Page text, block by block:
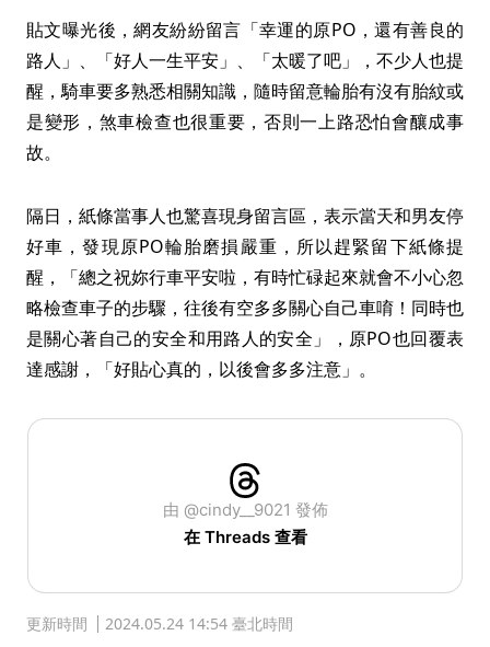
貼文曝光後，網友紛紛留言「幸運的原PO，還有善良的
路人」、「好人一生平安」、「太暖了吧」，不少人也提
醒，騎車要多熟悉相關知識，隨時留意輪胎有沒有胎紋或
是變形，煞車檢查也很重要，否則一上路恐怕會釀成事
故。
隔日，紙條當事人也驚喜現身留言區，表示當天和男友停
好車，發現原PO輪胎磨損嚴重，所以趕緊留下紙條提
醒，「總之祝妳行車平安啦，有時忙碌起來就會不小心忽
略檢查車子的步驟，往後有空多多關心自己車唷！同時也
是關心著自己的安全和用路人的安全」，原PO也回覆表
達感謝，「好貼心真的，以後會多多注意」。
由 @cindy__9021 發佈
在 Threads 查看
更新時間 2024.05.24 14:54 臺北時間